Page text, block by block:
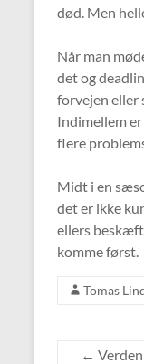
død. Men
Når man
det og
forvejen eller
Indimellem
flere
Midt i en
det er ikke
ellers
komme først.
Tomas
←